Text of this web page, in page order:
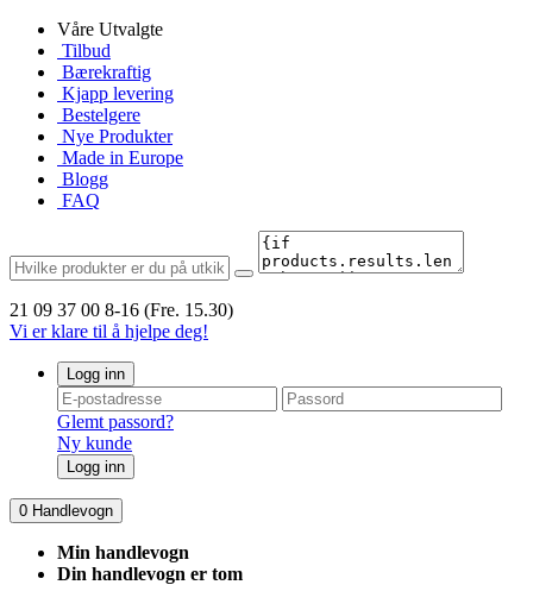
Våre Utvalgte
Tilbud
Bærekraftig
Kjapp levering
Bestelgere
Nye Produkter
Made in Europe
Blogg
FAQ
21 09 37 00 8-16 (Fre. 15.30)
Vi er klare til å hjelpe deg!
Logg inn
Glemt passord?
Ny kunde
Logg inn
0 Handlevogn
Min handlevogn
Din handlevogn er tom